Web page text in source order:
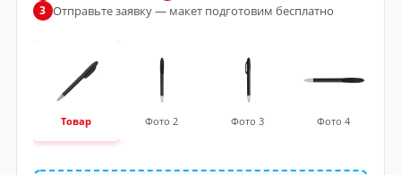
3 Отправьте заявку — макет подготовим бесплатно
Товар Фото 2 Фото 3 Фото 4